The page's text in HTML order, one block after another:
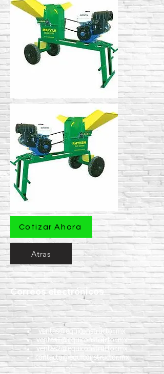
Cotizar Ahora
Atras
Correos electrónicos
ventas@equiconstructor.mx
ventas1@equiconstructor.mx
ventas2@equiconstructor.mx
contacto@equiconstructor.mx